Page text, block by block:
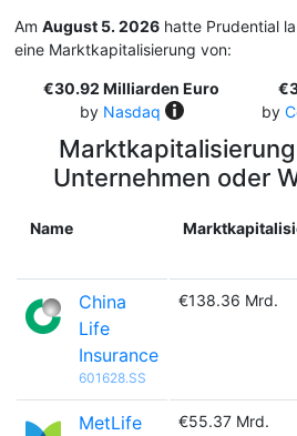
Am August 5. 2026 hatte Prudential
eine Marktkapitalisierung von:
€30.92 Milliarden Euro
by Nasdaq
by
Unternehmen oder
Name
China
Life
Insurance
601628.SS
€138.36 Mrd.
MetLife €55.37 Mrd.